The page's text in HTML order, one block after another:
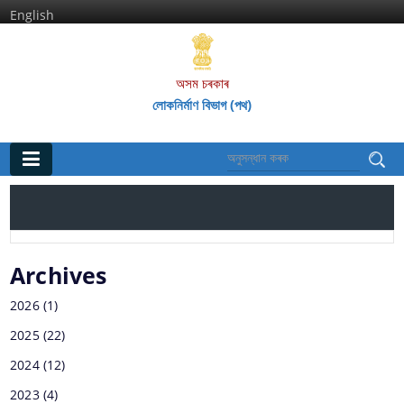
English
অসম চৰকাৰ
লোকনিৰ্মাণ বিভাগ (পথ)
অসম পথ গ‌ৱেষণা আৰু প্ৰশিক্ষণ প্ৰতিষ্ঠান
অসম ৰাজ্যিক পথ পৰিষদ
Archives
2026 (1)
2025 (22)
2024 (12)
2023 (4)